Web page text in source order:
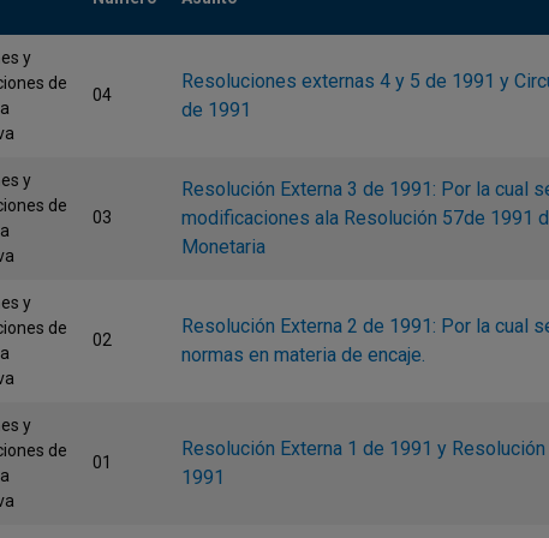
y
de
04
Resoluciones externas 4 y 5 de 1991 y
de 1991
y
de
03
Resolución Externa 3 de 1991: Por la cual
modificaciones ala Resolución 57de 1991
Monetaria
y
de
02
Resolución Externa 2 de 1991: Por la cual
normas en materia de encaje.
y
de
01
Resolución Externa 1 de 1991 y
1991